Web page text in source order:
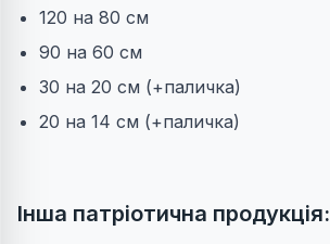
120 на 80 см
90 на 60 см
30 на 20 см (+паличка)
20 на 14 см (+паличка)
Інша патріотична продукція: